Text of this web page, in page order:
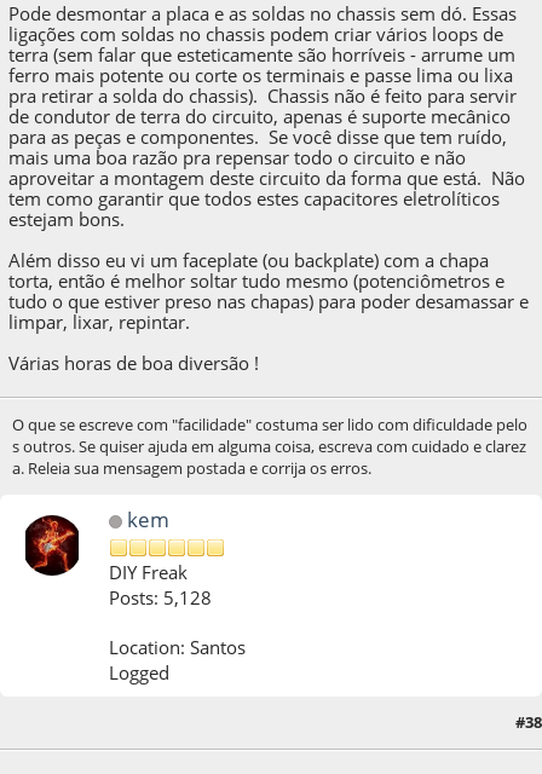
Pode desmontar a placa e as soldas no chassis sem dó. Essas
ligações com soldas no chassis podem criar vários loops de
terra (sem falar que esteticamente são horríveis - arrume um
ferro mais potente ou corte os terminais e passe lima ou lixa
pra retirar a solda do chassis). Chassis não é feito para servir
de condutor de terra do circuito, apenas é suporte mecânico
para as peças e componentes. Se você disse que tem ruído,
mais uma boa razão pra repensar todo o circuito e não
aproveitar a montagem deste circuito da forma que está. Não
tem como garantir que todos estes capacitores eletrolíticos
estejam bons.
Além disso eu vi um faceplate (ou backplate) com a chapa
torta, então é melhor soltar tudo mesmo (potenciômetros e
tudo o que estiver preso nas chapas) para poder desamassar e
limpar, lixar, repintar.
Várias horas de boa diversão !
O que se escreve com "facilidade" costuma ser lido com dificuldade pelo
s outros. Se quiser ajuda em alguma coisa, escreva com cuidado e clarez
a. Releia sua mensagem postada e corrija os erros.
kem
DIY Freak
Posts: 5,128
Location: Santos
Logged
#38